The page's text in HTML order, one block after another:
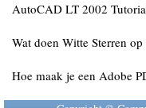
AutoCAD LT 2002
Wat doen Witte Sterren
Hoe maak je een Adobe